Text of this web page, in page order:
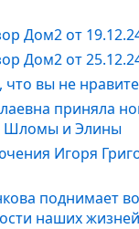
Дом2 от
Дом2 от
что вы не
приняла
Шломы и Элины
Игоря
поднимает
наших жизней